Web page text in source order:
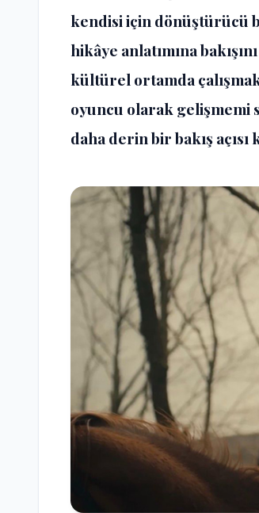
kendisi için dönüştürücü
hikâye anlatımına
kültürel ortamda
oyuncu olarak gelişmemi
daha derin bir bakış açısı